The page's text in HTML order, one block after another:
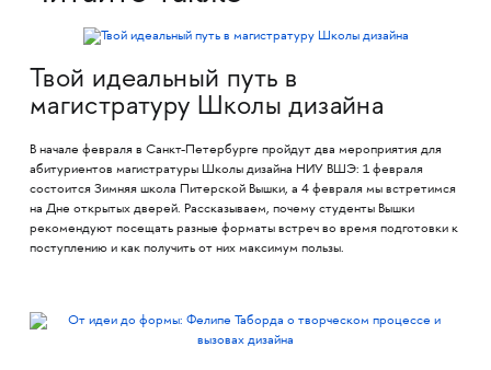
Твой идеальный путь в
магистратуру Школы дизайна
В начале февраля в Санкт-Петербурге пройдут два мероприятия для
абитуриентов магистратуры Школы дизайна НИУ ВШЭ: 1 февраля
состоится Зимняя школа Питерской Вышки, а 4 февраля мы встретимся
на Дне открытых дверей. Рассказываем, почему студенты Вышки
рекомендуют посещать разные форматы встреч во время подготовки к
поступлению и как получить от них максимум пользы.